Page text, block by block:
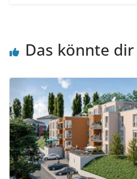
Das könnte